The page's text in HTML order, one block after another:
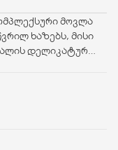
მოვლა
ხაზებს, მისი
დელიკატურ
და ბზინვარე იერს.